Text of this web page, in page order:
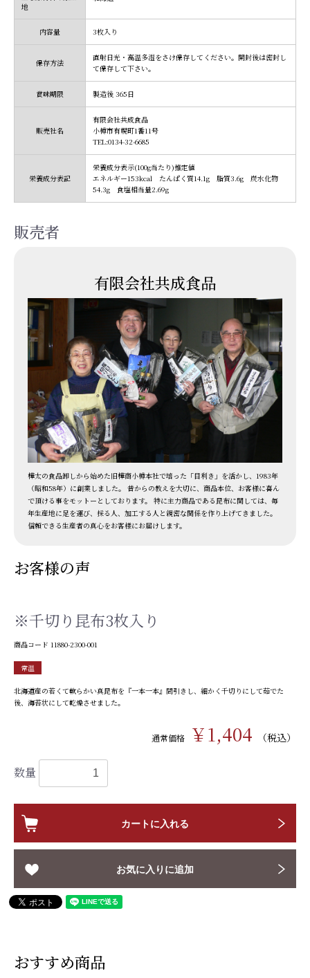
地
内容量 3枚入り
保存方法
直射日光・高温多湿をさけ保存してください。開封後は密封し
て保存して下さい。
賞味期限 製造後 365日
販売社名
有限会社共成食品
小樽市有幌町1番11号
TEL:0134-32-6685
栄養成分表記
栄養成分表示(100g当たり)推定値
エネルギー153kcal たんぱく質14.1g 脂質3.6g 炭水化物
54.3g 食塩相当量2.69g
販売者
有限会社共成食品
樺太の食品卸しから始めた旧樺商小樽本社で培った「目利き」を活かし、1983年
（昭和58年）に創業しました。 昔からの教えを大切に、商品本位、お客様に喜ん
で頂ける事をモットーとしております。 特に主力商品である昆布に関しては、毎
年生産地に足を運び、採る人、加工する人と親密な関係を作り上げてきました。
信頼できる生産者の真心をお客様にお届けします。
お客様の声
※千切り昆布3枚入り
商品コード 11880-2300-001
常温
北海道産の若くて軟らかい真昆布を『一本一本』間引きし、細かく千切りにして茹でた
後、海苔状にして乾燥させました。
通常価格 ￥1,404 （税込）
数量
カートに入れる
お気に入りに追加
おすすめ商品